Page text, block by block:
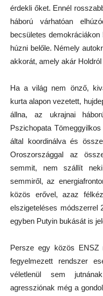
érdekli őket. Ennél
háború várhatóan
becsületes
húzni belőle. Némely
akkorát, amely akár Holdról
Ha a világ nem önző,
kurta alapon vezetett,
állna, az ukrajnai
Pszichopata
által koordinálva és
Oroszországgal az
semmit, nem szállít
semmiről, az
közös erővel, azaz
elszigeteléses módszerrel
egyben Putyin bukását is
Persze egy közös ENSZ
fegyelmezett rendszer
véletlenül sem
agressziónak még a